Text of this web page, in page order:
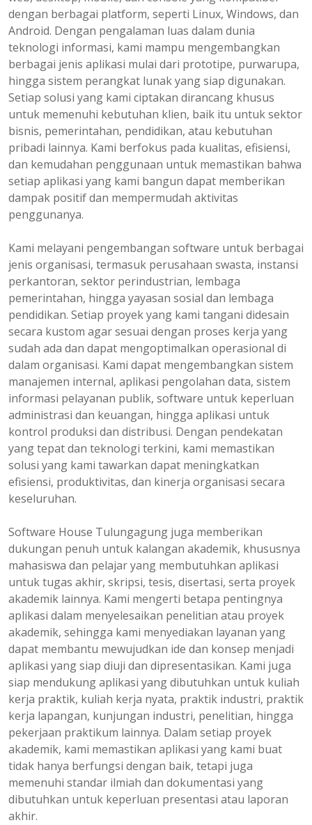
dengan berbagai platform, seperti Linux, Windows, dan
Android. Dengan pengalaman luas dalam dunia
teknologi informasi, kami mampu mengembangkan
berbagai jenis aplikasi mulai dari prototipe, purwarupa,
hingga sistem perangkat lunak yang siap digunakan.
Setiap solusi yang kami ciptakan dirancang khusus
untuk memenuhi kebutuhan klien, baik itu untuk sektor
bisnis, pemerintahan, pendidikan, atau kebutuhan
pribadi lainnya. Kami berfokus pada kualitas, efisiensi,
dan kemudahan penggunaan untuk memastikan bahwa
setiap aplikasi yang kami bangun dapat memberikan
dampak positif dan mempermudah aktivitas
penggunanya.
Kami melayani pengembangan software untuk berbagai
jenis organisasi, termasuk perusahaan swasta, instansi
perkantoran, sektor perindustrian, lembaga
pemerintahan, hingga yayasan sosial dan lembaga
pendidikan. Setiap proyek yang kami tangani didesain
secara kustom agar sesuai dengan proses kerja yang
sudah ada dan dapat mengoptimalkan operasional di
dalam organisasi. Kami dapat mengembangkan sistem
manajemen internal, aplikasi pengolahan data, sistem
informasi pelayanan publik, software untuk keperluan
administrasi dan keuangan, hingga aplikasi untuk
kontrol produksi dan distribusi. Dengan pendekatan
yang tepat dan teknologi terkini, kami memastikan
solusi yang kami tawarkan dapat meningkatkan
efisiensi, produktivitas, dan kinerja organisasi secara
keseluruhan.
Software House Tulungagung juga memberikan
dukungan penuh untuk kalangan akademik, khususnya
mahasiswa dan pelajar yang membutuhkan aplikasi
untuk tugas akhir, skripsi, tesis, disertasi, serta proyek
akademik lainnya. Kami mengerti betapa pentingnya
aplikasi dalam menyelesaikan penelitian atau proyek
akademik, sehingga kami menyediakan layanan yang
dapat membantu mewujudkan ide dan konsep menjadi
aplikasi yang siap diuji dan dipresentasikan. Kami juga
siap mendukung aplikasi yang dibutuhkan untuk kuliah
kerja praktik, kuliah kerja nyata, praktik industri, praktik
kerja lapangan, kunjungan industri, penelitian, hingga
pekerjaan praktikum lainnya. Dalam setiap proyek
akademik, kami memastikan aplikasi yang kami buat
tidak hanya berfungsi dengan baik, tetapi juga
memenuhi standar ilmiah dan dokumentasi yang
dibutuhkan untuk keperluan presentasi atau laporan
akhir.